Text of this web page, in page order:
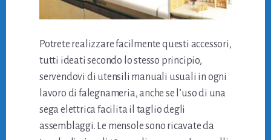
Potrete realizzare facilmente questi accessori,
tutti ideati secondo lo stesso principio,
servendovi di utensili manuali usuali in ogni
lavoro di falegnameria, anche se l’uso di una
sega elettrica facilita il taglio degli
assemblaggi. Le mensole sono ricavate da